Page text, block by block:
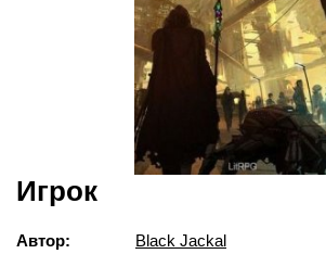
Игрок
Автор: Black Jackal